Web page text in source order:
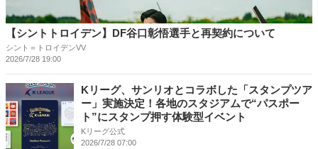
【シントトロイデン】DF谷口彰悟選手と再契約について
シント＝トロイデンVV
2026/7/28 19:00
Kリーグ、サンリオとコラボした「スタンプツア
ー」実施決定！各地のスタジアムで“パスポー
ト”にスタンプ押す体験型イベント
Kリーグ公式
2026/7/28 07:00